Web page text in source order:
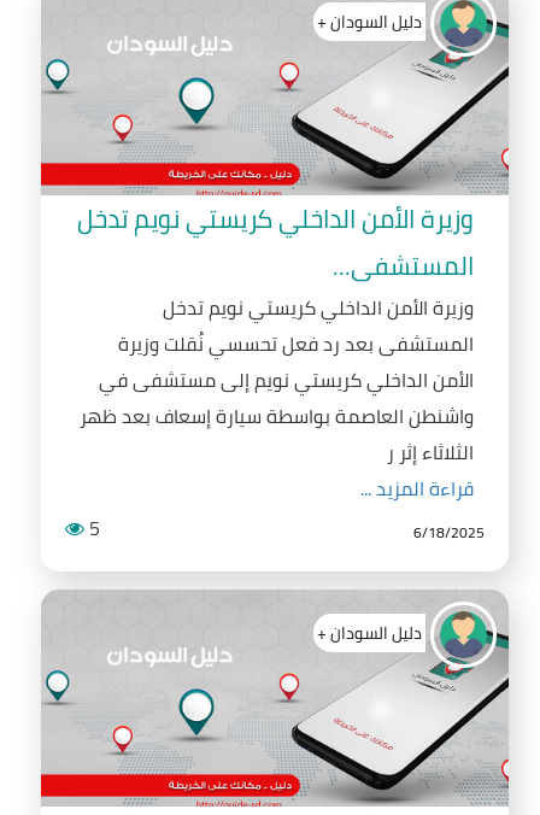
دليل السودان +
وزيرة الأمن الداخلي كريستي نويم تدخل
المستشفى...
وزيرة الأمن الداخلي كريستي نويم تدخل
المستشفى بعد رد فعل تحسسي نُقلت وزيرة
الأمن الداخلي كريستي نويم إلى مستشفى في
واشنطن العاصمة بواسطة سيارة إسعاف بعد ظهر
الثلاثاء إثر ر
قراءة المزيد ...
6/18/2025
5
دليل السودان +